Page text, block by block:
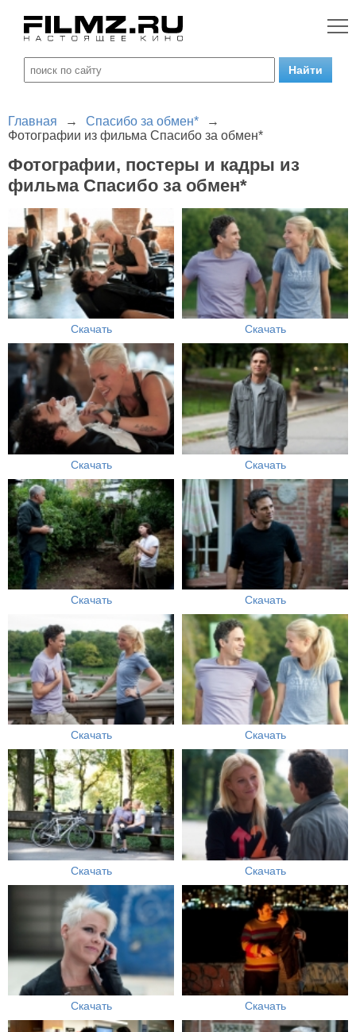
Главная → Спасибо за обмен*
→
Фотографии из фильма Спасибо за обмен*
Фотографии, постеры и кадры из
фильма Спасибо за обмен*
Скачать Скачать
Скачать Скачать
Скачать Скачать
Скачать Скачать
Скачать Скачать
Скачать Скачать